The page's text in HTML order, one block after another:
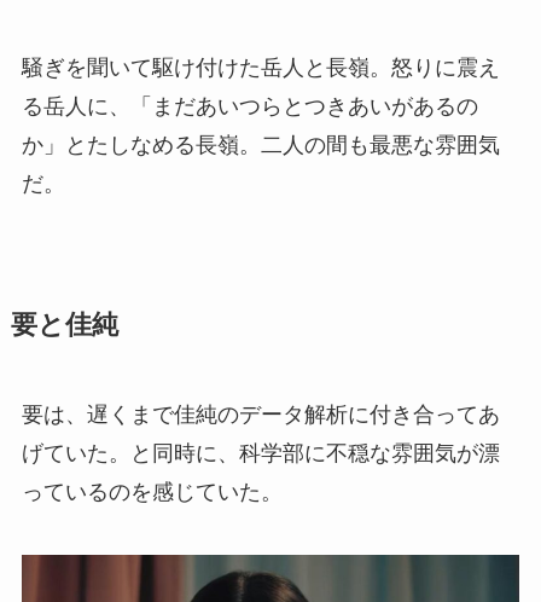
騒ぎを聞いて駆け付けた岳人と長嶺。怒りに震え
る岳人に、「まだあいつらとつきあいがあるの
か」とたしなめる長嶺。二人の間も最悪な雰囲気
だ。
要と佳純
要は、遅くまで佳純のデータ解析に付き合ってあ
げていた。と同時に、科学部に不穏な雰囲気が漂
っているのを感じていた。